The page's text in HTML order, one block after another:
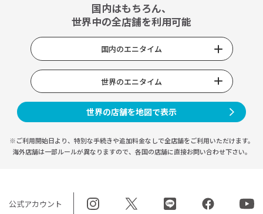
国内はもちろん、
世界中の全店舗を利用可能
国内のエニタイム
世界のエニタイム
世界の店舗を地図で表示
※ご利用開始日より、特別な手続きや追加料金なしで全店舗をご利用いただけます。
海外店舗は一部ルールが異なりますので、 各国の店舗に直接お問い合わせ下さい。
公式アカウント